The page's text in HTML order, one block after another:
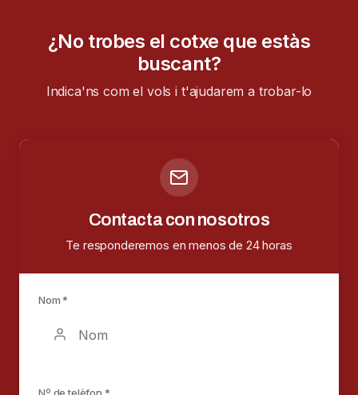
¿No trobes el cotxe que estàs
buscant?
Indica'ns com el vols i t'ajudarem a trobar-lo
Contacta con nosotros
Te responderemos en menos de 24 horas
Nom *